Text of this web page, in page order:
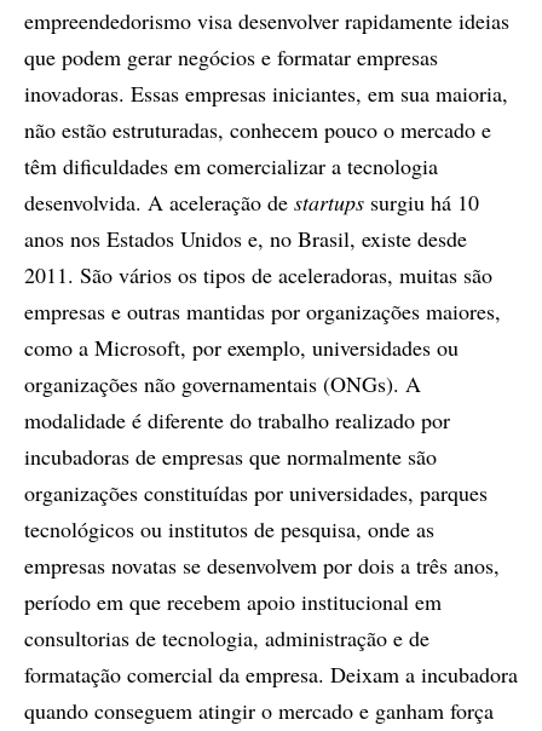
empreendedorismo visa desenvolver rapidamente ideias
que podem gerar negócios e formatar empresas
inovadoras. Essas empresas iniciantes, em sua maioria,
não estão estruturadas, conhecem pouco o mercado e
têm dificuldades em comercializar a tecnologia
desenvolvida. A aceleração de startups surgiu há 10
anos nos Estados Unidos e, no Brasil, existe desde
2011. São vários os tipos de aceleradoras, muitas são
empresas e outras mantidas por organizações maiores,
como a Microsoft, por exemplo, universidades ou
organizações não governamentais (ONGs). A
modalidade é diferente do trabalho realizado por
incubadoras de empresas que normalmente são
organizações constituídas por universidades, parques
tecnológicos ou institutos de pesquisa, onde as
empresas novatas se desenvolvem por dois a três anos,
período em que recebem apoio institucional em
consultorias de tecnologia, administração e de
formatação comercial da empresa. Deixam a incubadora
quando conseguem atingir o mercado e ganham força